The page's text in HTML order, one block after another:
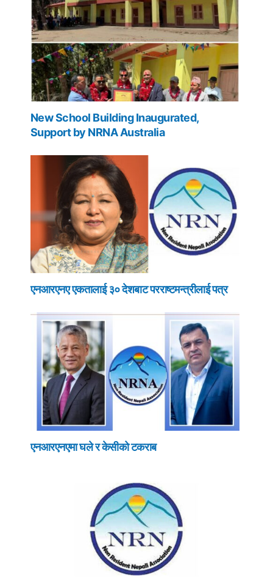
New School Building Inaugurated,
Support by NRNA Australia
एनआरएनए एकतालाई ३० देशबाट परराष्टमन्त्रीलाई पत्र
एनआरएनएमा घले र केसीको टकराब